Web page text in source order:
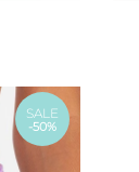
SALE
-50%